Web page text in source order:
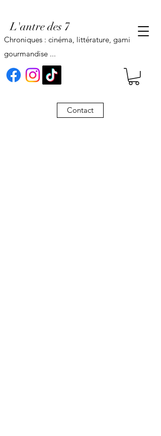
L'antre des 7
Contact
Chroniques : cinéma, littérature, gaming,
gourmandise ...